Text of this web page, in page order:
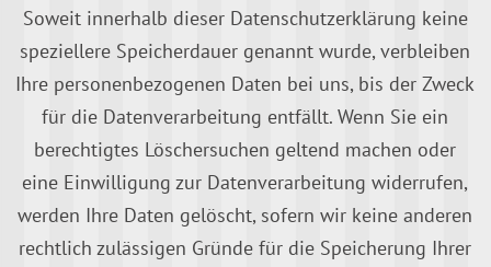
Soweit innerhalb dieser Datenschutzerklärung keine
speziellere Speicherdauer genannt wurde, verbleiben
Ihre personenbezogenen Daten bei uns, bis der Zweck
für die Datenverarbeitung entfällt. Wenn Sie ein
berechtigtes Löschersuchen geltend machen oder
eine Einwilligung zur Datenverarbeitung widerrufen,
werden Ihre Daten gelöscht, sofern wir keine anderen
rechtlich zulässigen Gründe für die Speicherung Ihrer